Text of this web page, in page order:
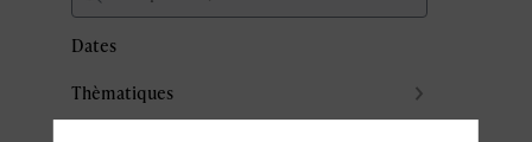
Dates
Thèmatiques